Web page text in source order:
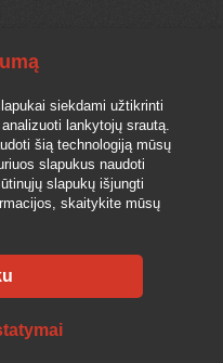
siekdami užtikrinti
lankytojų srautą.
šią technologiją mūsų
slapukus naudoti
slapukų išjungti
skaitykite mūsų